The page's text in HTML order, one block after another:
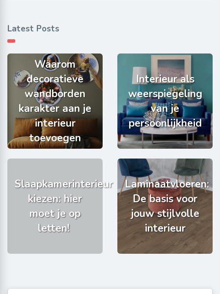
Latest Posts
Waarom
decoratieve
wandborden
karakter aan je
interieur
toevoegen
Interieur als
weerspiegeling
van je
persoonlijkheid
Slaapkamerinterieur
kiezen: hier
moet je op
letten!
Laminaatvloeren:
De basis voor
jouw stijlvolle
interieur